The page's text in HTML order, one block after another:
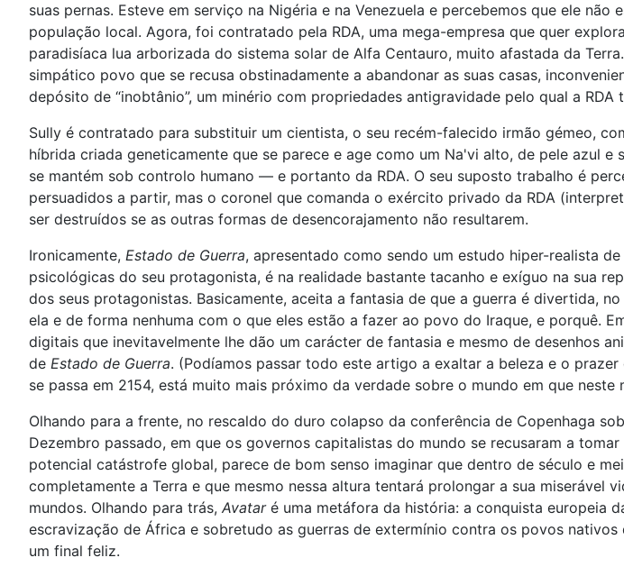
suas pernas. Esteve em serviço na Nigéria e na Venezuela e percebemos que ele não
população local. Agora, foi contratado pela RDA, uma mega-empresa que quer
paradisíaca lua arborizada do sistema solar de Alfa Centauro, muito afastada da
simpático povo que se recusa obstinadamente a abandonar as suas casas,
depósito de “inobtânio”, um minério com propriedades antigravidade pelo qual a
Sully é contratado para substituir um cientista, o seu recém-falecido irmão gémeo,
híbrida criada geneticamente que se parece e age como um Na'vi alto, de pele azul e
se mantém sob controlo humano — e portanto da RDA. O seu suposto trabalho é
persuadidos a partir, mas o coronel que comanda o exército privado da RDA
ser destruídos se as outras formas de desencorajamento não resultarem.
Ironicamente, Estado de Guerra, apresentado como sendo um estudo hiper-realista
psicológicas do seu protagonista, é na realidade bastante tacanho e exíguo na sua
dos seus protagonistas. Basicamente, aceita a fantasia de que a guerra é divertida,
ela e de forma nenhuma com o que eles estão a fazer ao povo do Iraque, e porquê.
digitais que inevitavelmente lhe dão um carácter de fantasia e mesmo de desenhos
de Estado de Guerra. (Podíamos passar todo este artigo a exaltar a beleza e o
se passa em 2154, está muito mais próximo da verdade sobre o mundo em que neste
Olhando para a frente, no rescaldo do duro colapso da conferência de Copenhaga
Dezembro passado, em que os governos capitalistas do mundo se recusaram a
potencial catástrofe global, parece de bom senso imaginar que dentro de século e
completamente a Terra e que mesmo nessa altura tentará prolongar a sua miserável
mundos. Olhando para trás, Avataré uma metáfora da história: a conquista europeia
escravização de África e sobretudo as guerras de extermínio contra os povos
um final feliz.